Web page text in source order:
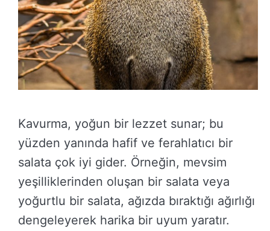
Kavurma, yoğun bir lezzet sunar; bu
yüzden yanında hafif ve ferahlatıcı bir
salata çok iyi gider. Örneğin, mevsim
yeşilliklerinden oluşan bir salata veya
yoğurtlu bir salata, ağızda bıraktığı ağırlığı
dengeleyerek harika bir uyum yaratır.